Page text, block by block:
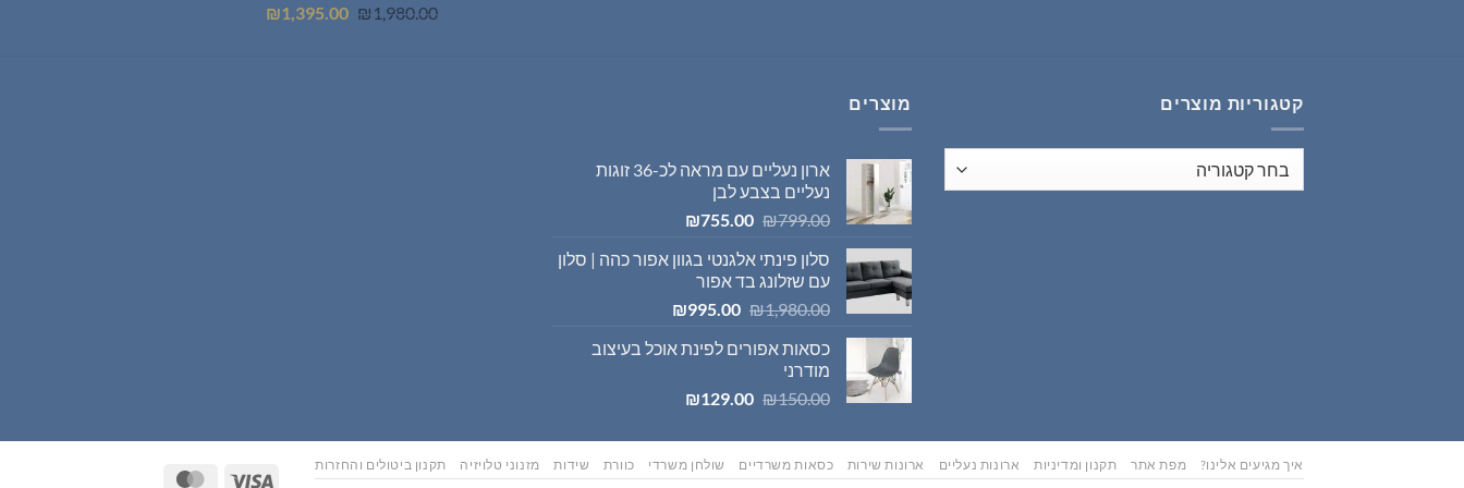
₪ 1,980.00
המחיר
₪1,395.00
המחיר
קטגוריות מוצרים
מוצרים
ארון נעליים עם מראה לכ-36 זוגות
נעליים בצבע לבן
₪799.00
המחיר
היה:
₪799.00.
₪755.00
המחיר
הוא:
סלון פינתי אלגנטי בגוון אפור כהה | סלון
עם שזלונג בד אפור
₪1,980.00
המחיר
היה:
₪995.00
המחיר
הוא:
כסאות אפורים לפינת אוכל בעיצוב
מודרני
₪150.00
המחיר
היה:
₪150.00.
₪129.00
המחיר
הוא:
₪129.00.
Visa
איך מגיעים אלינו? מפת אתר תקנון ומדיניות ארונות נעליים ארונות שירות כסאות משרדיים שולחן משרדי כוורת שידות מזנוני טלויזיה תקנון ביטולים והחזרות